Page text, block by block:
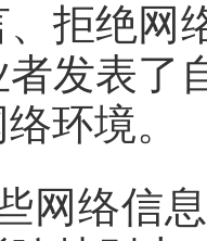
、拒绝网
发表了
环境。
络信息